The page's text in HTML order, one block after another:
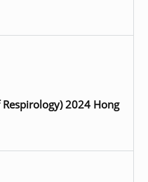
Respirology) 2024 Hong